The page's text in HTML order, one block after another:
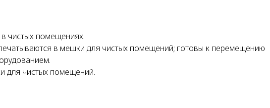
чистых помещениях.
в мешки для чистых помещений; готовы к перемещению
для чистых помещений.